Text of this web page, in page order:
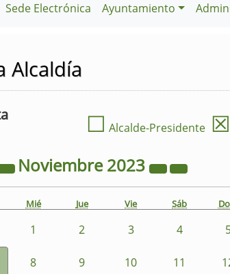
Sede Electrónica Ayuntamiento
Alcaldía
☐ Alcalde-Presidente ☒
Noviembre2023
Mié Jue Vie Sáb
1 2 3 4
8 9 10 11